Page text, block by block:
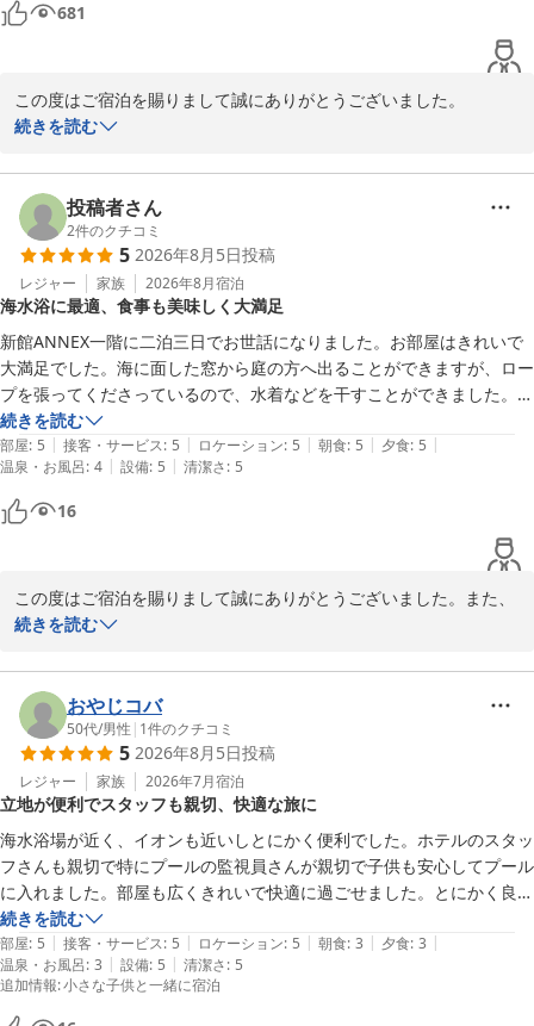
681
この度はご宿泊を賜りまして誠にありがとうございました。
また、お食事にご満足いただけました事嬉しい限りでございます。
たてやま鏡ヶ浦温泉 館山シーサイドホテル
2026-05-12
続きを読む
投稿者さん
2件のクチコミ
5 2026年8月5日投稿
レジャー 家族 2026年8月宿泊
海水浴に最適、食事も美味しく大満足
新館ANNEX一階に二泊三日でお世話になりました。お部屋はきれいで
大満足でした。海に面した窓から庭の方へ出ることができますが、ロー
プを張ってくださっているので、水着などを干すことができました。大
浴場に脱水機もあったので、連日の海水浴でも快適に過ごせました。２
日目の昼前に海水浴からシャワーを浴びるために部屋へ戻ったときに、
ちょうどお部屋清掃の時間だったのですが、タオルを余分にいただい
て、とても助かりました。こちらの都合に合わせて食事の時間のご相談
にのっていただけましたし、何よりお食事がどれも本当に美味しかった
です。STAFFの方々も丁寧に接客されていて、安心して過ごせるホテル
続きを読む
部屋: 5 | 接客・サービス: 5 | ロケーション: 5 | 朝食: 5 | 夕食: 5 |
温泉・お風呂: 4 | 設備: 5 | 清潔さ: 5
16
この度はご宿泊を賜りまして誠にありがとうございました。また、
お部屋やスタッフの接客、お食事にご満足いただけました事嬉しい
お客様にお泊り頂きましたアネックス館のエグゼクティブルームは
51平方メートルと広く椰子の木に囲まれた館山湾の景色もリゾート
感満載で晴れた日には夕日と富士山がすごく綺麗に見える絶好のロ
ケーションと自負しております。
機会がございましたら又お越しくださいませ。またお会いできるの
を楽しみにしております。
たてやま鏡ヶ浦温泉 館山シーサイドホテル
2026-08-05
続きを読む
おやじコバ
50代/男性 | 1件のクチコミ
5 2026年8月5日投稿
レジャー 家族 2026年7月宿泊
立地が便利でスタッフも親切、快適な旅に
海水浴場が近く、イオンも近いしとにかく便利でした。ホテルのスタッ
フさんも親切で特にプールの監視員さんが親切で子供も安心してプール
に入れました。部屋も広くきれいで快適に過ごせました。とにかく良い
旅行になりました。ありがとうございます。
続きを読む
部屋: 5 | 接客・サービス: 5 | ロケーション: 5 | 朝食: 3 | 夕食: 3 |
温泉・お風呂: 3 | 設備: 5 | 清潔さ: 5
追加情報:小さな子供と一緒に宿泊